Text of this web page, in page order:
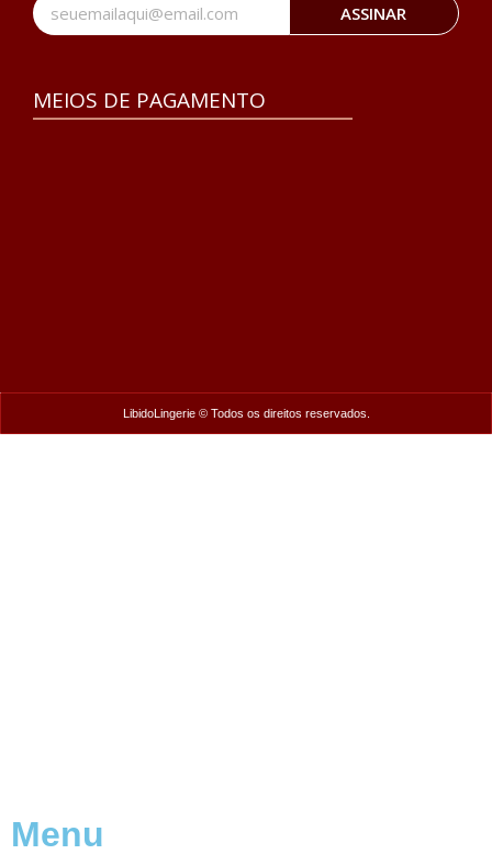
ASSINAR
MEIOS DE PAGAMENTO
LibidoLingerie © Todos os direitos reservados.
Menu